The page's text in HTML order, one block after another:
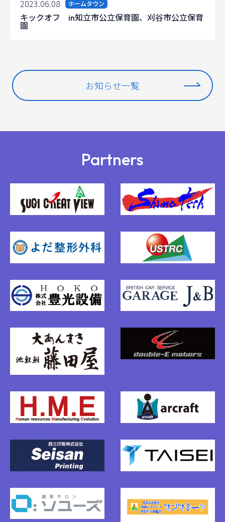
2023.06.08 ホームタウン
キックオフ in知立市公立保育園、刈谷市公立保育
園
お知らせ一覧
Partners